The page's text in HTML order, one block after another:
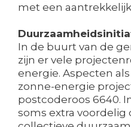
met een
In de buurt van de
zijn er vele
energie. Aspecten
zonne-energie
postcoderoos 6640.
soms extra